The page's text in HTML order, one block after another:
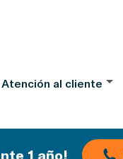
Atención al cliente
1 año!